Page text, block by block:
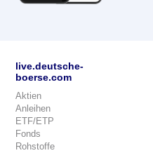
live.deutsche-
boerse.com
Aktien
Anleihen
ETF/ETP
Fonds
Rohstoffe